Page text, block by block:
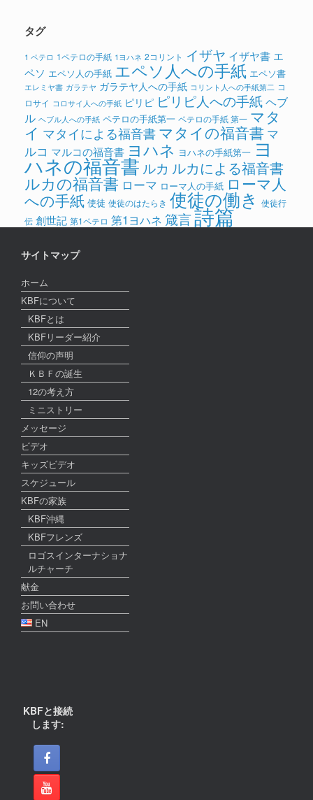
タグ
1 ペテロ 1ペテロの手紙 1ヨハネ 2コリント イザヤ イザヤ書 エ
ペソ エペソ人の手紙 エペソ人への手紙 エペソ書
エレミヤ書 ガラテヤ ガラテヤ人への手紙 コリント人への手紙第二 コ
ロサイ コロサイ人への手紙 ピリピ ピリピ人への手紙ヘブ
ル ヘブル人への手紙 ペテロの手紙第一 ペテロの手紙 第一 マタ
イ マタイによる福音書 マタイの福音書 マ
ルコ マルコの福音書 ヨハネ ヨハネの手紙第一 ヨ
ハネの福音書 ルカ ルカによる福音書
ルカの福音書 ローマ ローマ人の手紙 ローマ人
への手紙 使徒 使徒のはたらき 使徒の働き 使徒行
伝 創世記 第1ペテロ 第1ヨハネ 箴言詩篇
サイトマップ
ホーム
KBFについて
KBFとは
KBFリーダー紹介
信仰の声明
ＫＢＦの誕生
12の考え方
ミニストリー
メッセージ
ビデオ
キッズビデオ
スケジュール
KBFの家族
KBF沖縄
KBFフレンズ
ロゴスインターナショナ
ルチャーチ
献金
お問い合わせ
EN
KBFと接続
します: